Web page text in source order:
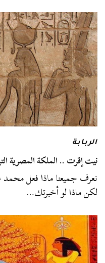
الربابة
نيت إقرت .. الملكة المصرية
نعرف جميعنا ماذا فعل
لكن ماذا لو أخبرتك…